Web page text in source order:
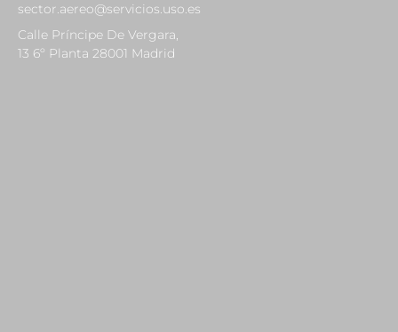
sector.aereo@servicios.uso.es
Calle Príncipe De Vergara,
13 6º Planta 28001 Madrid